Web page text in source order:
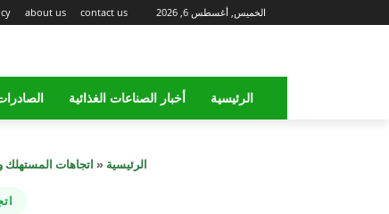
الخميس, أغسطس 6, 2026 about us contact us
الرئيسية أخبار الصناعات الغذائية
الرئيسية « اتجاهات المستهلك